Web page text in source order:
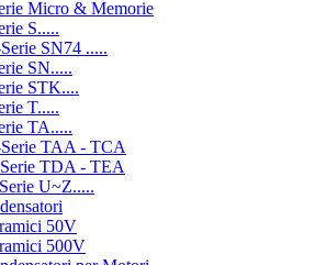
Micro & Memorie
S.....
SN74 .....
SN.....
STK....
T.....
TA.....
TAA - TCA
TDA - TEA
U~Z.....
50V
500V